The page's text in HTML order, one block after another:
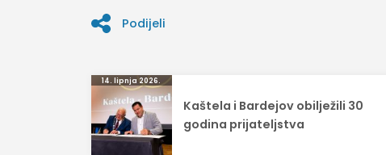
Podijeli
Navigacija
objava
14. lipnja 2026.
Kaštela i Bardejov obilježili 30
godina prijateljstva